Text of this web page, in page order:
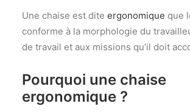
SOLUTIONS ACOUSTIQUES
DÉCORATIONS
NOS RÉALISATIONS
CONTACTEZ-NOUS
Une chaise est dite ergonomique que
conforme à la morphologie du
de travail et aux missions qu’il doit
Pourquoi une chaise
ergonomique ?